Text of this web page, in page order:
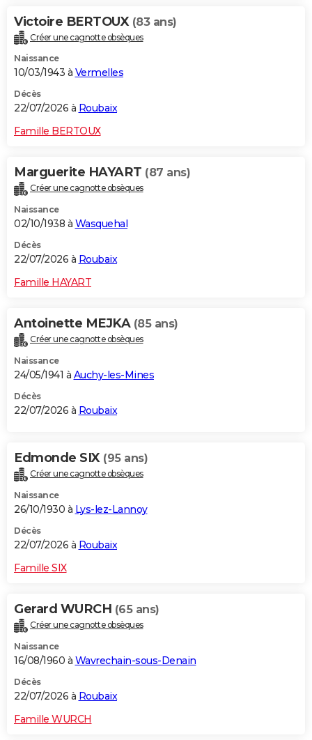
Victoire BERTOUX (83 ans)
Créer une cagnotte obsèques
Naissance
10/03/1943 à Vermelles
Décès
22/07/2026 à Roubaix
Famille BERTOUX
Marguerite HAYART (87 ans)
Créer une cagnotte obsèques
Naissance
02/10/1938 à Wasquehal
Décès
22/07/2026 à Roubaix
Famille HAYART
Antoinette MEJKA (85 ans)
Créer une cagnotte obsèques
Naissance
24/05/1941 à Auchy-les-Mines
Décès
22/07/2026 à Roubaix
Edmonde SIX (95 ans)
Créer une cagnotte obsèques
Naissance
26/10/1930 à Lys-lez-Lannoy
Décès
22/07/2026 à Roubaix
Famille SIX
Gerard WURCH (65 ans)
Créer une cagnotte obsèques
Naissance
16/08/1960 à Wavrechain-sous-Denain
Décès
22/07/2026 à Roubaix
Famille WURCH